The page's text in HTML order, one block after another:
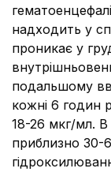
надходить у
проникає у
подальшому
кожні 6 годин
18-26 мкг/мл. В
приблизно 30-